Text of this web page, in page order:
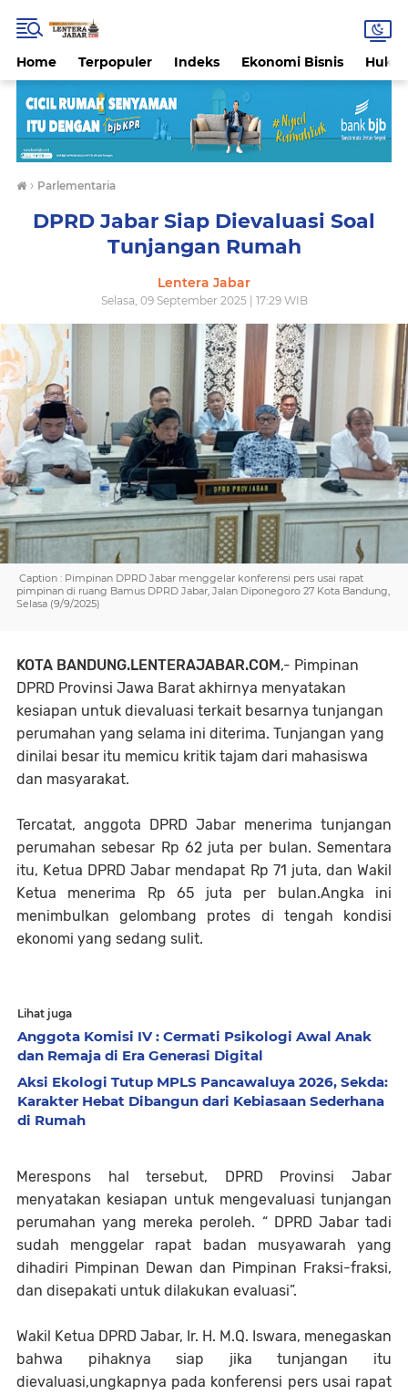
Home Terpopuler Indeks Ekonomi Bisnis
› Parlementaria
DPRD Jabar Siap Dievaluasi Soal
Tunjangan Rumah
Lentera Jabar
Selasa, 09 September 2025 | 17:29 WIB
Caption : Pimpinan DPRD Jabar menggelar konferensi pers usai rapat
pimpinan di ruang Bamus DPRD Jabar, Jalan Diponegoro 27 Kota Bandung,
Selasa (9/9/2025)
KOTA BANDUNG.LENTERAJABAR.COM,- Pimpinan
DPRD Provinsi Jawa Barat akhirnya menyatakan
kesiapan untuk dievaluasi terkait besarnya tunjangan
perumahan yang selama ini diterima. Tunjangan yang
dinilai besar itu memicu kritik tajam dari mahasiswa
dan masyarakat.
Tercatat, anggota DPRD Jabar menerima tunjangan
perumahan sebesar Rp 62 juta per bulan. Sementara
itu, Ketua DPRD Jabar mendapat Rp 71 juta, dan Wakil
Ketua menerima Rp 65 juta per bulan.Angka ini
menimbulkan gelombang protes di tengah kondisi
ekonomi yang sedang sulit.
Lihat juga
Anggota Komisi IV : Cermati Psikologi Awal Anak
dan Remaja di Era Generasi Digital
Aksi Ekologi Tutup MPLS Pancawaluya 2026, Sekda:
Karakter Hebat Dibangun dari Kebiasaan Sederhana
di Rumah
Merespons hal tersebut, DPRD Provinsi Jabar
menyatakan kesiapan untuk mengevaluasi tunjangan
perumahan yang mereka peroleh. “ DPRD Jabar tadi
sudah menggelar rapat badan musyawarah yang
dihadiri Pimpinan Dewan dan Pimpinan Fraksi-fraksi,
dan disepakati untuk dilakukan evaluasi”.
Wakil Ketua DPRD Jabar, Ir. H. M.Q. Iswara, menegaskan
bahwa pihaknya siap jika tunjangan itu
dievaluasi,ungkapnya pada konferensi pers usai rapat